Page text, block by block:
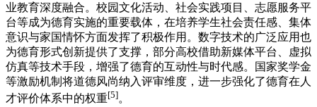
业教育深度融合。校园文化活动、社会实践项目、志愿服务平
台等成为德育实施的重要载体，在培养学生社会责任感、集体
意识与家国情怀方面发挥了积极作用。数字技术的广泛应用也
为德育形式创新提供了支撑，部分高校借助新媒体平台、虚拟
仿真等技术手段，增强了德育的互动性与时代感。国家奖学金
等激励机制将道德风尚纳入评审维度，进一步强化了德育在人
才评价体系中的权重[5]。